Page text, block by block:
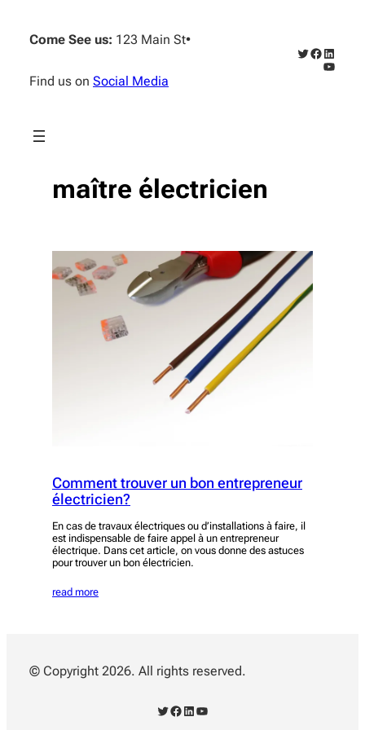
contenu
Come See us: 123 Main St•
Find us on Social Media
Twitter
Facebook
maître électricien
Comment trouver un bon entrepreneur
électricien?
En cas de travaux électriques ou d’installations à faire, il
est indispensable de faire appel à un entrepreneur
électrique. Dans cet article, on vous donne des astuces
pour trouver un bon électricien.
read more
© Copyright 2026. All rights reserved.
Twitter Facebook LinkedIn YouTube